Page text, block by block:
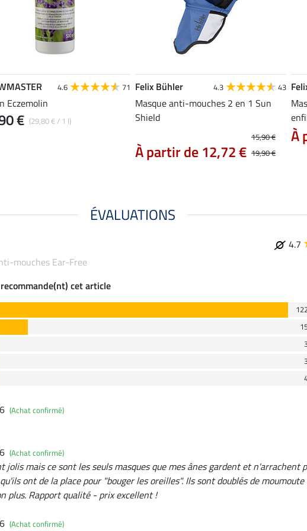
4.6 71
Eczemolin
(29,80 € / 1 l)
€
Felix Bühler 4.3 43
Masque anti-mouches 2 en 1 Sun
Shield
15,90 €
19,90 €
À partir de 12,72 €
À
ÉVALUATIONS
4.7
mouches Ear-Free
cet article
(Achat confirmé)
(Achat confirmé)
jolis mais ce sont les seuls masques que mes ânes gardent et n'arrachent
ont de la place pour "bouger les oreilles". Ils sont doublés de moumoute
plus. Rapport qualité - prix excellent !
(Achat confirmé)